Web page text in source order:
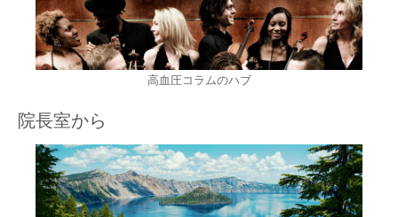
高血圧コラムのハブ
院長室から